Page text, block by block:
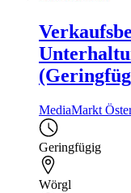
MediaMarkt
Geringfügig
Wörgl